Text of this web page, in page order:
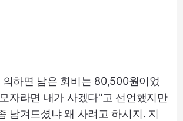
의하면 남은 회비는 80,500원이었
자라면 내가 사겠다"고 선언했지만
남겨드셨냐 왜 사려고 하시지. 지